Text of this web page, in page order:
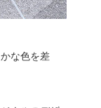
な色を差